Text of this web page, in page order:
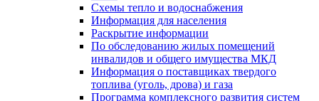
Схемы тепло и водоснабжения
Информация для населения
Раскрытие информации
По обследованию жилых помещений
инвалидов и общего имущества МКД
Информация о поставщиках твердого
топлива (уголь, дрова) и газа
Программа комплексного развития систем